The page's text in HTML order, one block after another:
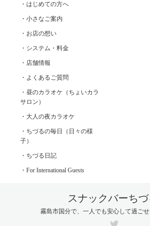
・はじめての方へ
・小さなご案内
・お店の想い
・システム・料金
・店舗情報
・よくあるご質問
・昼のカラオケ（ちょいカラ
サロン）
・大人の夜カラオケ
・ちづるの毎日（日々の様
子）
・ちづる日記
・For International Guests
スナックバーちづ
霧島市国分で、一人でも安心して過ご